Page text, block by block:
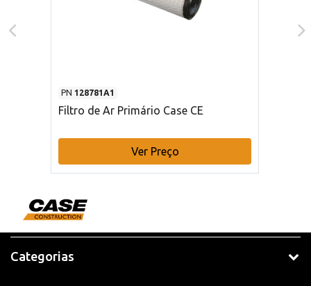
PN 128781A1
Filtro de Ar Primário Case CE
Ver Preço
Categorias